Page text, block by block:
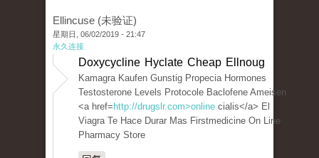
Ellincuse (未验证)
星期日, 06/02/2019 - 21:47
永久连接
Doxycycline Hyclate Cheap Ellnoug
Kamagra Kaufen Gunstig Propecia Hormones
Testosterone Levels Protocole Baclofene Ameisen
<a href= http://drugslr.com>online cialis</a> El
Viagra Te Hace Durar Mas Firstmedicine On Line
Pharmacy Store